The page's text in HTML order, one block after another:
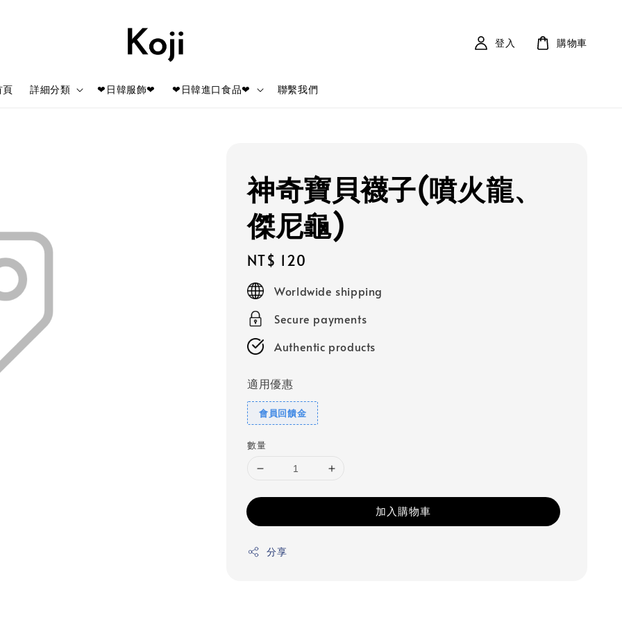
頁 詳細分類 ❤日韓服飾❤ ❤日韓進口食品❤ 聯繫我們
登入 購物車
神奇寶貝襪子(噴火龍、
傑尼龜)
Regular
price
NT$ 120
Worldwide shipping
Secure payments
Authentic products
適用優惠
會員回饋金
數量
加入購物車
分享